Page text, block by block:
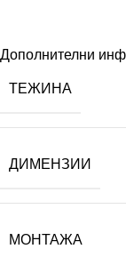
Дополнителни
ТЕЖИНА
ДИМЕНЗИИ
МОНТАЖА